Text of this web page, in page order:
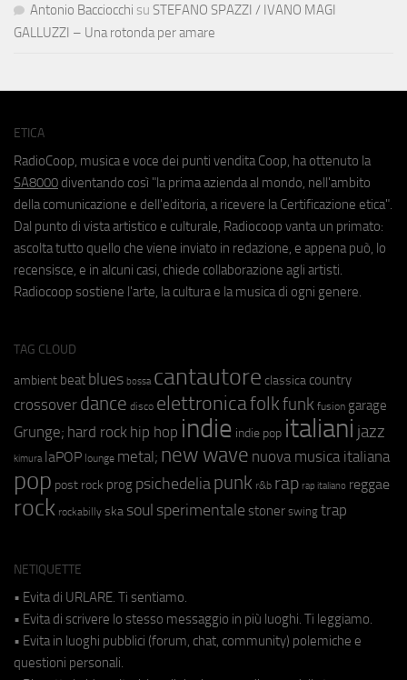
Antonio Bacciocchi su STEFANO SPAZZI / IVANO MAGI
GALLUZZI – Una rotonda per amare
ETICA
RadioCoop, musica e voce dei punti vendita Coop, ha ottenuto la
SA8000 diventando così "la prima azienda al mondo, nell'ambito
della comunicazione e dell'editoria, a ricevere la Certificazione etica".
Dal punto di vista artistico e culturale, Radiocoop vanta un primato:
ascolta tutto quello che viene inviato in redazione, e appena può, lo
recensisce, e in alcuni casi, chiede collaborazione agli artisti.
Radiocoop sostiene l'arte, la cultura e la musica di ogni genere.
TAG CLOUD
ambient beat blues bossa cantautore classica country
crossover dance disco elettronicafolkfunk fusion garage
Grunge; hard rock hip hop indie indie pop italiani jazz
kimura laPOP lounge metal; new wave nuova musica italiana
pop post rock prog psichedeliapunk r&b rap rap italiano reggae
rock rockabilly ska soul sperimentale stoner swing trap
NETIQUETTE
• Evita di URLARE. Ti sentiamo.
• Evita di scrivere lo stesso messaggio in più luoghi. Ti leggiamo.
• Evita in luoghi pubblici (forum, chat, community) polemiche e
questioni personali.